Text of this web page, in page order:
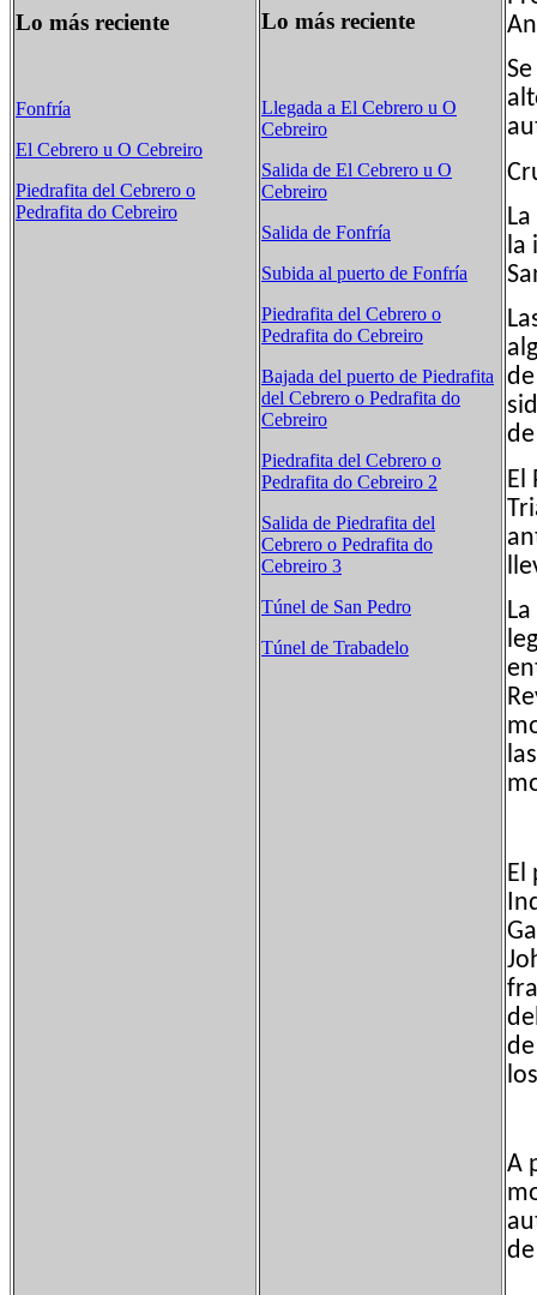
Lo más reciente
Fonfría
El Cebrero u O Cebreiro
Piedrafita del Cebrero o
Pedrafita do Cebreiro
Lo más reciente
Llegada a El Cebrero u O
Cebreiro
Salida de El Cebrero u O
Cebreiro
Salida de Fonfría
Subida al puerto de Fonfría
Piedrafita del Cebrero o
Pedrafita do Cebreiro
Bajada del puerto de Piedrafita
del Cebrero o Pedrafita do
Cebreiro
Piedrafita del Cebrero o
Pedrafita do Cebreiro 2
Salida de Piedrafita del
Cebrero o Pedrafita do
Cebreiro 3
Túnel de San Pedro
Túnel de Trabadelo
El
El
A